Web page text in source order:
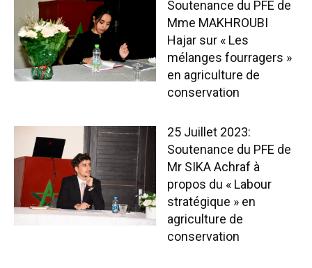
Soutenance du PFE de
Mme MAKHROUBI
Hajar sur « Les
mélanges fourragers »
en agriculture de
conservation
25 Juillet 2023:
Soutenance du PFE de
Mr SIKA Achraf à
propos du « Labour
stratégique » en
agriculture de
conservation